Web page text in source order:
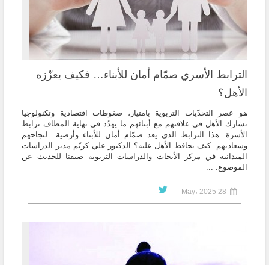
الترابط الأسري صمّام أمان للأبناء… فكيف يعزّزه
الأهل؟
هو عصر التحدّيات التربوية بامتياز، ضغوطات اقتصادية وتكنولوجيا
تشارك الأهل في علاقتهم مع أبنائهم ما يهدّد في نهاية المطاف ترابط
الأسرة. هذا الترابط الذي يعد صمّام أمان للأبناء وأرضية لنجاحهم
وسعادتهم. كيف يحافظ الأهل عليه؟ الدكتور علي كريّم مدير الدراسات
الميدانية في مركز الأبحاث والدراسات التربوية ضيفنا للحديث عن
الموضوع: ...